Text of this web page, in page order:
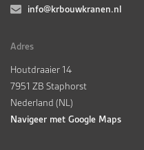
info@krbouwkranen.nl
Adres
Houtdraaier 14
7951 ZB Staphorst
Nederland (NL)
Navigeer met Google Maps